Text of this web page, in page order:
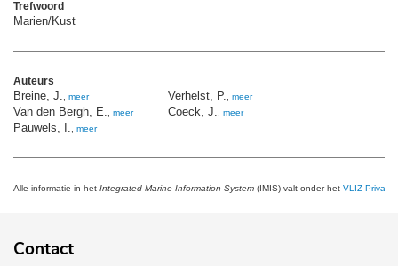
Trefwoord
Marien/Kust
Auteurs
Breine, J. meer
Van den Bergh, E. meer
Pauwels, I. meer
Verhelst, P. meer
Coeck, J. meer
Alle informatie in het Integrated Marine Information System (IMIS) valt onder het VLIZ Privacy
Contact